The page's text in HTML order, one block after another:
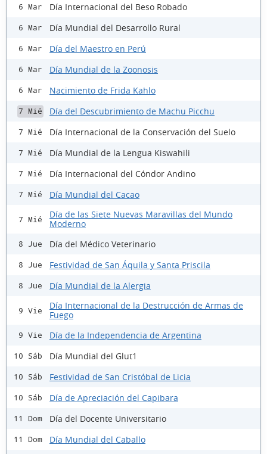
6 Mar Día Internacional del Beso Robado
6 Mar Día Mundial del Desarrollo Rural
6 Mar Día del Maestro en Perú
6 Mar Día Mundial de la Zoonosis
6 Mar Nacimiento de Frida Kahlo
7 Mié Día del Descubrimiento de Machu Picchu
7 Mié Día Internacional de la Conservación del Suelo
7 Mié Día Mundial de la Lengua Kiswahili
7 Mié Día Internacional del Cóndor Andino
7 Mié Día Mundial del Cacao
7 Mié
Día de las Siete Nuevas Maravillas del Mundo
Moderno
8 Jue Día del Médico Veterinario
8 Jue Festividad de San Áquila y Santa Priscila
8 Jue Día Mundial de la Alergia
9 Vie
Día Internacional de la Destrucción de Armas de
Fuego
9 Vie Día de la Independencia de Argentina
10 Sáb Día Mundial del Glut1
10 Sáb Festividad de San Cristóbal de Licia
10 Sáb Día de Apreciación del Capibara
11 Dom Día del Docente Universitario
11 Dom Día Mundial del Caballo